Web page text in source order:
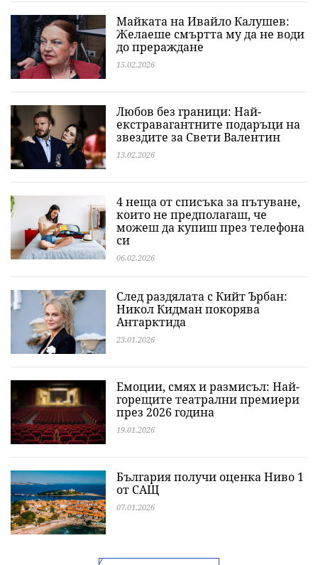
Майката на Ивайло Калушев:
Желаеше смъртта му да не води
до прераждане
15.02.2026
Любов без граници: Най-
екстравагантните подаръци на
звездите за Свети Валентин
13.02.2026
4 неща от списъка за пътуване,
които не предполагаш, че
можеш да купиш през телефона
си
06.02.2026
След раздялата с Кийт Ърбан:
Никол Кидман покорява
Антарктида
23.01.2026
Емоции, смях и размисъл: Най-
горещите театрални премиери
през 2026 година
19.01.2026
България получи оценка Ниво 1
от САЩ
07.01.2026